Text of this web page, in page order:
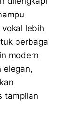
lebih
berbagai
modern
elegan,
tampilan